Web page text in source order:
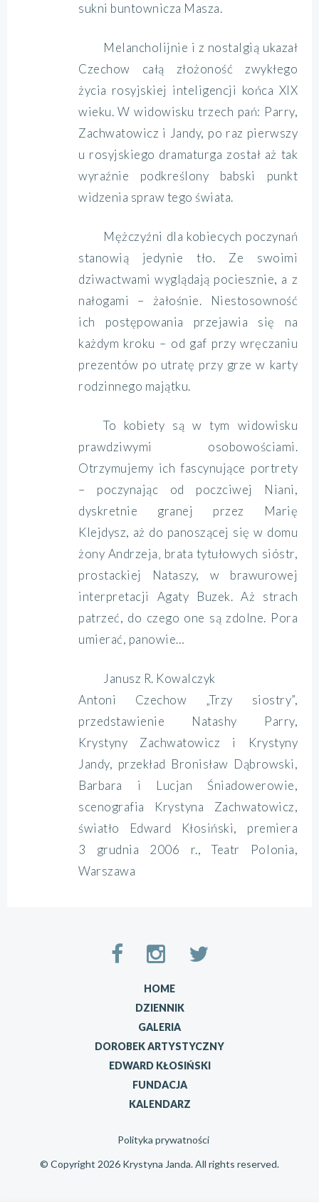
sukni buntownicza Masza.
Melancholijnie i z nostalgią ukazał
Czechow całą złożoność zwykłego
życia rosyjskiej inteligencji końca XIX
wieku. W widowisku trzech pań: Parry,
Zachwatowicz i Jandy, po raz pierwszy
u rosyjskiego dramaturga został aż tak
wyraźnie podkreślony babski punkt
widzenia spraw tego świata.
Mężczyźni dla kobiecych poczynań
stanowią jedynie tło. Ze swoimi
dziwactwami wyglądają pociesznie, a z
nałogami – żałośnie. Niestosowność
ich postępowania przejawia się na
każdym kroku – od gaf przy wręczaniu
prezentów po utratę przy grze w karty
rodzinnego majątku.
To kobiety są w tym widowisku
prawdziwymi osobowościami.
Otrzymujemy ich fascynujące portrety
– poczynając od poczciwej Niani,
dyskretnie granej przez Marię
Klejdysz, aż do panoszącej się w domu
żony Andrzeja‚ brata tytułowych sióstr,
prostackiej Nataszy, w brawurowej
interpretacji Agaty Buzek. Aż strach
patrzeć, do czego one są zdolne. Pora
umierać, panowie…
Janusz R. Kowalczyk
Antoni Czechow „Trzy siostry”,
przedstawienie Natashy Parry,
Krystyny Zachwatowicz i Krystyny
Jandy, przekład Bronisław Dąbrowski,
Barbara i Lucjan Śniadowerowie,
scenografia Krystyna Zachwatowicz,
światło Edward Kłosiński, premiera
3 grudnia 2006 r., Teatr Polonia,
Warszawa
HOME
DZIENNIK
GALERIA
DOROBEK ARTYSTYCZNY
EDWARD KŁOSIŃSKI
FUNDACJA
KALENDARZ
Polityka prywatności
© Copyright 2026 Krystyna Janda. All rights reserved.